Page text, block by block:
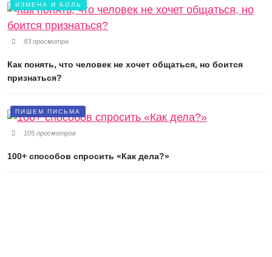
ИЗМЕНА И БОЛЬ
83 просмотра
Как понять, что человек не хочет общаться, но боится
признаться?
ПИШЕМ ПИСЬМА
105 просмотров
100+ способов спросить «Как дела?»